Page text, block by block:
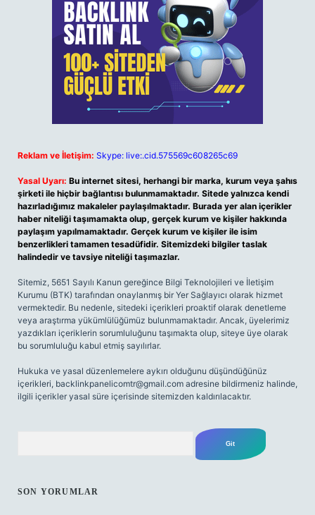
Reklam ve İletişim: Skype: live:.cid.575569c608265c69
Yasal Uyarı: Bu internet sitesi, herhangi bir marka, kurum veya şahıs
şirketi ile hiçbir bağlantısı bulunmamaktadır. Sitede yalnızca kendi
hazırladığımız makaleler paylaşılmaktadır. Burada yer alan içerikler
haber niteliği taşımamakta olup, gerçek kurum ve kişiler hakkında
paylaşım yapılmamaktadır. Gerçek kurum ve kişiler ile isim
benzerlikleri tamamen tesadüfidir. Sitemizdeki bilgiler taslak
halindedir ve tavsiye niteliği taşımazlar.
Sitemiz, 5651 Sayılı Kanun gereğince Bilgi Teknolojileri ve İletişim
Kurumu (BTK) tarafından onaylanmış bir Yer Sağlayıcı olarak hizmet
vermektedir. Bu nedenle, sitedeki içerikleri proaktif olarak denetleme
veya araştırma yükümlülüğümüz bulunmamaktadır. Ancak, üyelerimiz
yazdıkları içeriklerin sorumluluğunu taşımakta olup, siteye üye olarak
bu sorumluluğu kabul etmiş sayılırlar.
Hukuka ve yasal düzenlemelere aykırı olduğunu düşündüğünüz
içerikleri, backlinkpanelicomtr@gmail.com adresine bildirmeniz halinde,
ilgili içerikler yasal süre içerisinde sitemizden kaldırılacaktır.
SON YORUMLAR